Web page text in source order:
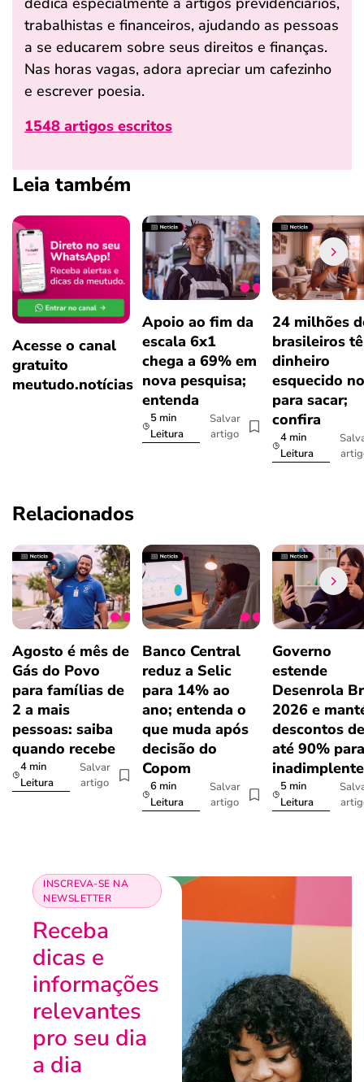
trabalhistas e financeiros, ajudando as pessoas
a se educarem sobre seus direitos e finanças.
Nas horas vagas, adora apreciar um cafezinho
e escrever poesia.
1548 artigos escritos
Leia também
Acesse o canal
gratuito
meutudo.notícias
Apoio ao fim da
escala 6x1
chega a 69% em
nova pesquisa;
entenda
5 min
Leitura
Salvar
artigo
24 milhões
brasileiros
dinheiro
esquecido
para sacar;
confira
4 min
Leitura
Relacionados
Agosto é mês de
Gás do Povo
para famílias de
2 a mais
pessoas: saiba
quando recebe
4 min
Leitura
Salvar
artigo
Banco Central
reduz a Selic
para 14% ao
ano; entenda o
que muda após
decisão do
Copom
6 min
Leitura
Salvar
artigo
Governo
estende
Desenrola
2026 e
descontos de
até 90% para
5 min
Leitura
INSCREVA-SE NA
NEWSLETTER
Receba
dicas e
informações
relevantes
pro seu dia
a dia